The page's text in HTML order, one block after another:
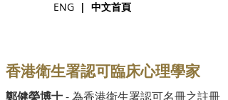
ENG | 中文首頁
香港衛生署認可臨床心理學家
鄭健榮博士-為香港衛生署認可名冊之註冊